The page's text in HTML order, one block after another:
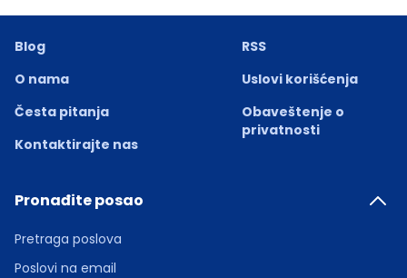
Blog
O nama
Česta pitanja
Kontaktirajte nas
RSS
Uslovi korišćenja
Obaveštenje o
privatnosti
Pronađite posao
Pretraga poslova
Poslovi na email